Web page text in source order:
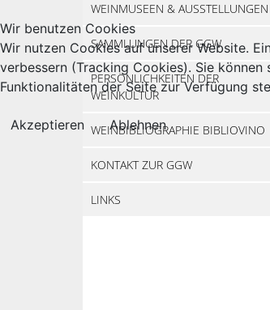
WEINMUSEEN & AUSSTELLUNGEN
SAMMLUNGEN DER GGW
PERSÖNLICHKEITEN DER
WEINKULTUR
WEINBIBLIOGRAPHIE BIBLIOVINO
KONTAKT ZUR GGW
LINKS
Wir benutzen Cookies
Wir nutzen Cookies auf unserer Website.
verbessern (Tracking Cookies). Sie
Funktionalitäten der Seite zur Verfügung
Akzeptieren Ablehnen